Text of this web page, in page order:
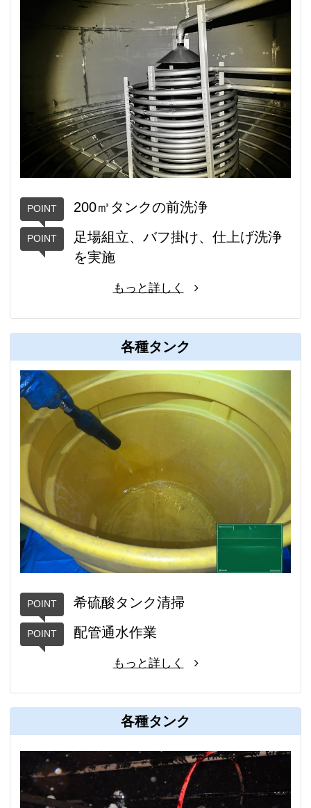
200㎥タンクの前洗浄
足場組立、バフ掛け、仕上げ洗浄
を実施
もっと詳しく
各種タンク
希硫酸タンク清掃
配管通水作業
もっと詳しく
各種タンク